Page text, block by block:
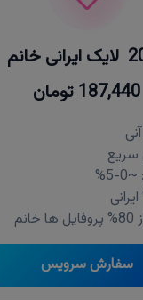
خانم
187,440 تومان
سریع
سفارش سرویس